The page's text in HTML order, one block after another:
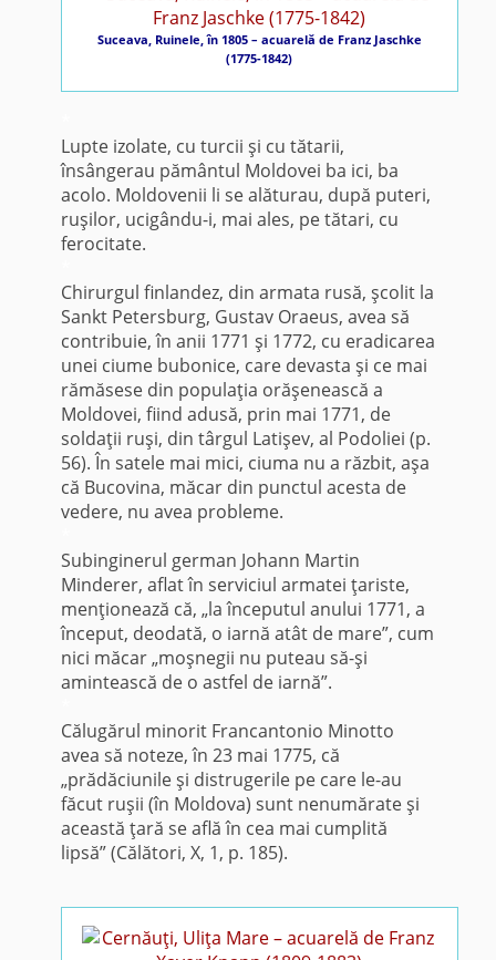
Suceava, Ruinele, în 1805 – acuarelă de Franz Jaschke
(1775-1842)
Lupte izolate, cu turcii şi cu tătarii,
însângerau pământul Moldovei ba ici, ba
acolo. Moldovenii li se alăturau, după puteri,
ruşilor, ucigându-i, mai ales, pe tătari, cu
ferocitate.
Chirurgul finlandez, din armata rusă, şcolit la
Sankt Petersburg, Gustav Oraeus, avea să
contribuie, în anii 1771 şi 1772, cu eradicarea
unei ciume bubonice, care devasta şi ce mai
rămăsese din populaţia orăşenească a
Moldovei, fiind adusă, prin mai 1771, de
soldaţii ruşi, din târgul Latişev, al Podoliei (p.
56). În satele mai mici, ciuma nu a răzbit, aşa
că Bucovina, măcar din punctul acesta de
vedere, nu avea probleme.
Subinginerul german Johann Martin
Minderer, aflat în serviciul armatei ţariste,
menţionează că, „la începutul anului 1771, a
început, deodată, o iarnă atât de mare”, cum
nici măcar „moşnegii nu puteau să-şi
amintească de o astfel de iarnă”.
Călugărul minorit Francantonio Minotto
avea să noteze, în 23 mai 1775, că
„prădăciunile şi distrugerile pe care le-au
făcut ruşii (în Moldova) sunt nenumărate şi
această ţară se află în cea mai cumplită
lipsă” (Călători, X, 1, p. 185).